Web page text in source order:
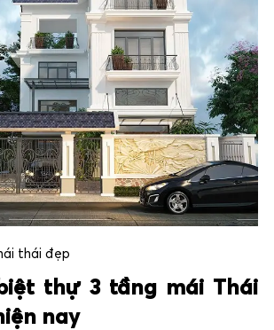
thái đẹp
thự 3 tầng mái Thái
nay